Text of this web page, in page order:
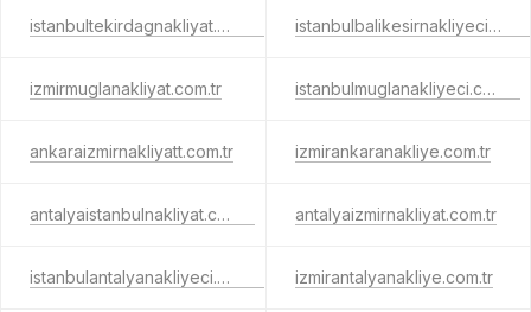
istanbultekirdagnakliyat.com.tr istanbulbalikesirnakliyeci.com.tr
izmirmuglanakliyat.com.tr istanbulmuglanakliyeci.com.tr
ankaraizmirnakliyatt.com.tr izmirankaranakliye.com.tr
antalyaistanbulnakliyat.com.tr antalyaizmirnakliyat.com.tr
istanbulantalyanakliyeci.com.tr izmirantalyanakliye.com.tr